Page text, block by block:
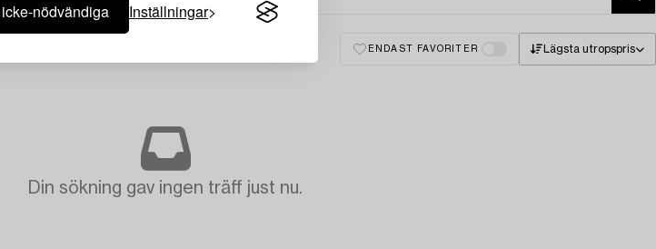
nödvändiga Inställningar
ENDAST FAVORITER Lägsta utropspris
Din sökning gav ingen träff just nu.